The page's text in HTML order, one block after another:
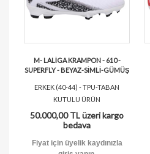
M- LALİGA KRAMPON - 610 -
SUPERFLY - BEYAZ-SİMLİ-GÜMÜŞ
ERKEK (40-44) - TPU-TABAN
KUTULU ÜRÜN
50.000,00 TL üzeri kargo
bedava
Fiyat için üyelik kaydınızla